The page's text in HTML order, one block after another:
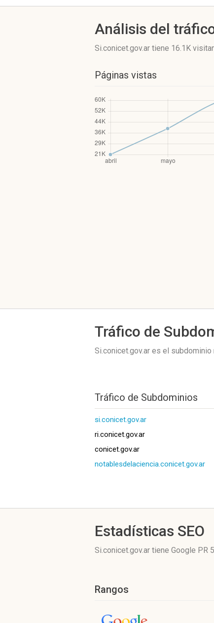
Análisis del
Si.conicet.gov.ar tiene 16.1K
Páginas vistas
Tráfico de
Si.conicet.gov.ar es el subdominio
Tráfico de Subdominios
si.conicet.gov.ar
ri.conicet.gov.ar
conicet.gov.ar
notablesdelaciencia.conicet.gov.ar
Estadísticas SEO
Si.conicet.gov.ar tiene Google PR 5
Rangos